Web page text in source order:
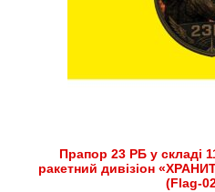
Прапор 23 РБ у складі
ракетний дивізіон
(Flag-